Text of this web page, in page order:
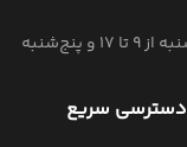
| شنبه تا چهارشنبه از 9 تا 17 و پنج‌شنبه
دسترسی سریع